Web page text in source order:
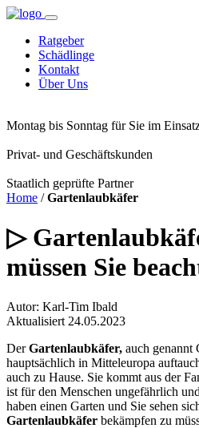
Ratgeber
Schädlinge
Kontakt
Über Uns
Montag bis Sonntag für Sie im
Privat- und Geschäftskunden
Staatlich geprüfte Partner
Home /Gartenlaubkäfer
▷
müssen Sie
Autor: Karl-Tim Ibald
Aktualisiert 24.05.2023
DerGartenlaubkäfer, auch genannt
hauptsächlich in Mitteleuropa
auch zu Hause. Sie kommt aus der
ist für den Menschen ungefährlich
haben einen Garten und Sie sehen
Gartenlaubkäfer bekämpfen zu